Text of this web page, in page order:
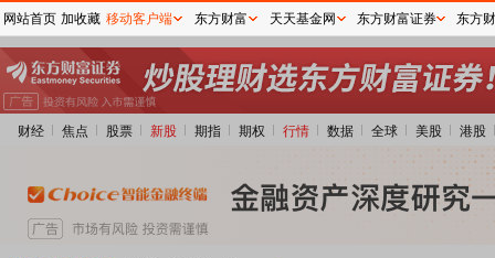
财经 焦点 股票 新股 期指 期权 行情 数据 全球 美股 港股
网站首页 加收藏 移动客户端 东方财富 天天基金网 东方财富证券 东方